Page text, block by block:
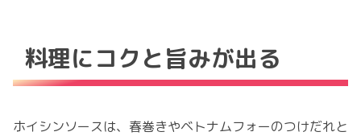
料理にコクと旨みが出る
ホイシンソースは、春巻きやベトナムフォーのつけだれと